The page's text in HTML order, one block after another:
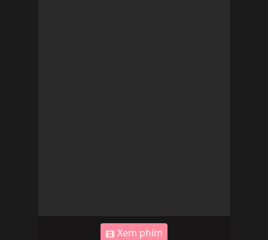
Xem phim